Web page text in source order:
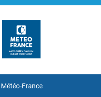
Météo-France